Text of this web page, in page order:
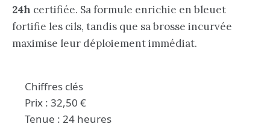
24h certifiée. Sa formule enrichie en bleuet
fortifie les cils, tandis que sa brosse incurvée
maximise leur déploiement immédiat.
Chiffres clés
Prix : 32,50 €
Tenue : 24 heures